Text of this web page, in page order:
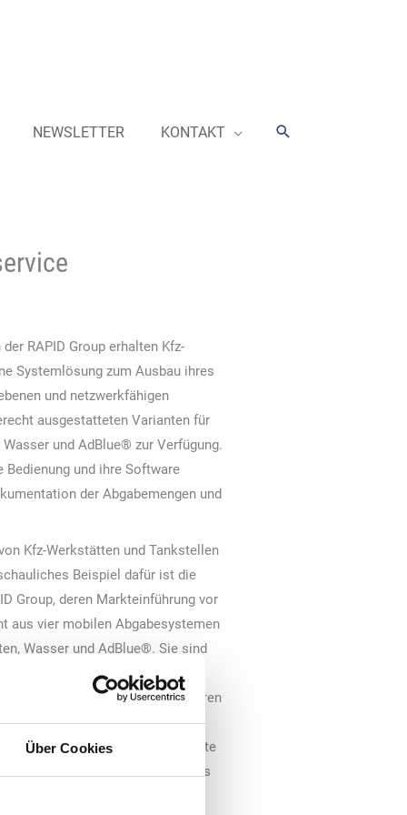
Über Cookies
NEWSLETTER KONTAKT Suchen
RAPID Group erhalten Kfz-
Systemlösung zum Ausbau ihres
und netzwerkfähigen
ausgestatteten Varianten für
und AdBlue® zur Verfügung.
und ihre Software
der Abgabemengen und
Kfz-Werkstätten und Tankstellen
Beispiel dafür ist die
Group, deren Markteinführung vor
aus vier mobilen Abgabesystemen
Wasser und AdBlue®. Sie sind
seinen Betankungsservice
kontrollierter als bisher ausführen
ein bedienerfreundliches 7“-
Regelsoftware und die integrierte
den Weg frei für ein modernes